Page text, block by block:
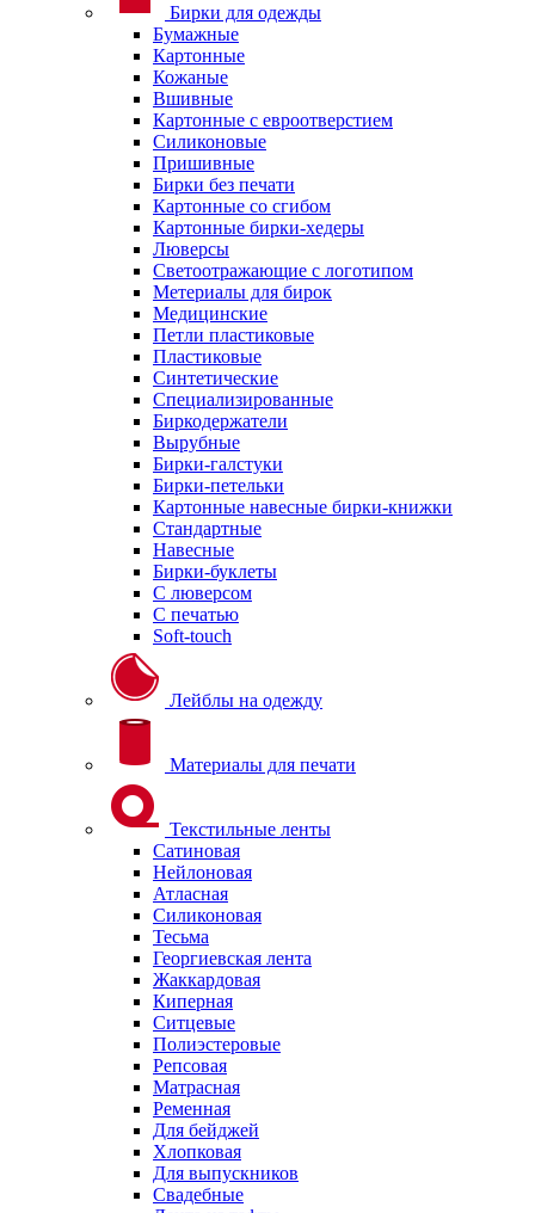
Бирки для одежды
Бумажные
Картонные
Кожаные
Вшивные
Картонные с евроотверстием
Силиконовые
Пришивные
Бирки без печати
Картонные со сгибом
Картонные бирки-хедеры
Люверсы
Светоотражающие с логотипом
Метериалы для бирок
Медицинские
Петли пластиковые
Пластиковые
Синтетические
Специализированные
Биркодержатели
Вырубные
Бирки-галстуки
Бирки-петельки
Картонные навесные бирки-книжки
Стандартные
Навесные
Бирки-буклеты
С люверсом
С печатью
Soft-touch
Лейблы на одежду
Материалы для печати
Текстильные ленты
Сатиновая
Нейлоновая
Атласная
Силиконовая
Тесьма
Георгиевская лента
Жаккардовая
Киперная
Ситцевые
Полиэстеровые
Репсовая
Матрасная
Ременная
Для бейджей
Хлопковая
Для выпускников
Свадебные